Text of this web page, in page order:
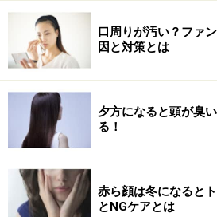
楽天市場で人気のヘアケア
口周りが汚い？ファ
因と対策とは
夕方になると頭が臭
る！
赤ら顔は冬になると
とNGケアとは